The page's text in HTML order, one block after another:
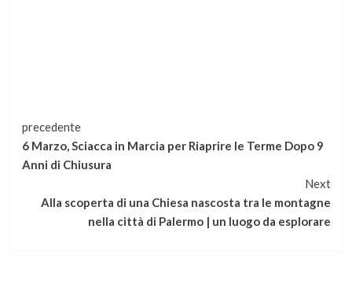
Continua
a
leggere
precedente
6 Marzo, Sciacca in Marcia per Riaprire le Terme Dopo 9
Anni di Chiusura
Next
Alla scoperta di una Chiesa nascosta tra le montagne
nella città di Palermo | un luogo da esplorare